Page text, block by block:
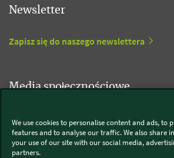
Newsletter
Zapisz się do naszego newslettera
Media społecznościowe
Kobold
We use cookies to personalise content and ads, to
features and to analyse our traffic. We also share
your use of our site with our social media,
partners.